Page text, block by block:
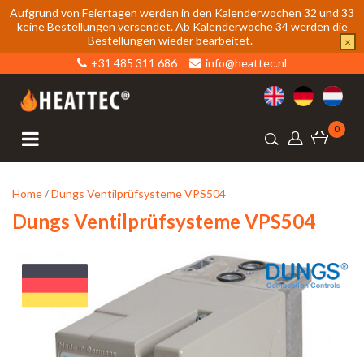
Aufgrund von Feiertagen werden in den Kalenderwochen 32 und 33
keine Bestellungen versendet. Ab Kalenderwoche 34 werden die
Bestellungen wieder bearbeitet.
×
+31 485 311 686
info@heattec.nl
0
Home/Dungs Ventilprüfsysteme VPS504
Dungs Ventilprüfsysteme VPS504